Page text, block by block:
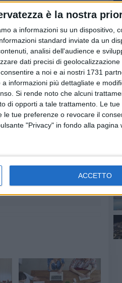
è la nostra
a informazioni su un dispositivo,
standard inviate da un
analisi dell'audience e
dati precisi di
a noi e ai nostri 1731
informazioni più dettagliate e
Si rende noto che alcuni
di opporti a tale trattamento. Le
tue preferenze o revocare il
"Privacy" in fondo alla pagina
ACCETTO
che da essi dipendono
sull'altare di strategie